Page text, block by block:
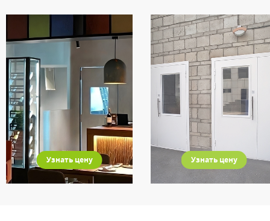
Узнать цену Узнать цену